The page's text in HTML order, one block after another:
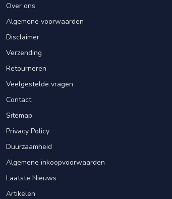
Over ons
Algemene voorwaarden
Disclaimer
Verzending
Retourneren
Veelgestelde vragen
Contact
Sitemap
Privacy Policy
Duurzaamheid
Algemene inkoopvoorwaarden
Laatste Nieuws
Artikelen